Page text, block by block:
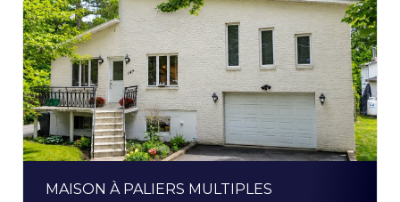
MAISON À PALIERS MULTIPLES